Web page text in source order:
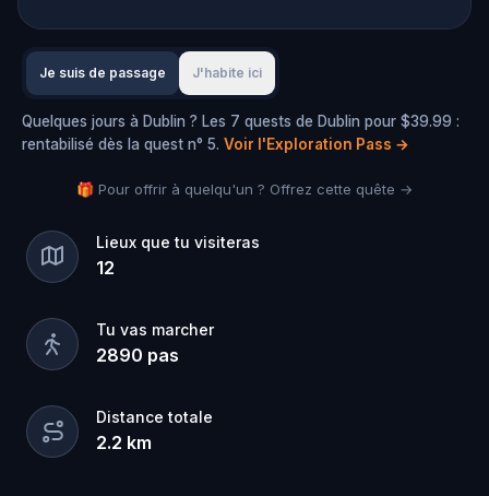
Je suis de passage J'habite ici
Quelques jours à Dublin ? Les 7 quests de Dublin pour $39.99 :
rentabilisé dès la quest n° 5. Voir l'Exploration Pass →
🎁 Pour offrir à quelqu'un ? Offrez cette quête →
Lieux que tu visiteras
12
Tu vas marcher
2890 pas
Distance totale
2.2 km